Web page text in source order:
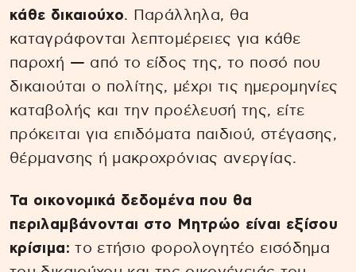
κάθε δικαιούχο. Παράλληλα, θα
καταγράφονται λεπτομέρειες για κάθε
παροχή — από το είδος της, το ποσό που
δικαιούται ο πολίτης, μέχρι τις ημερομηνίες
καταβολής και την προέλευσή της, είτε
πρόκειται για επιδόματα παιδιού, στέγασης,
θέρμανσης ή μακροχρόνιας ανεργίας.
Τα οικονομικά δεδομένα που θα
περιλαμβάνονται στο Μητρώο είναι εξίσου
κρίσιμα: το ετήσιο φορολογητέο εισόδημα